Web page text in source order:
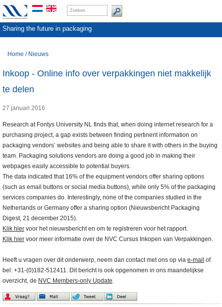
Sharing the future in packaging
Home / Nieuws
Inkoop - Online info over verpakkingen niet makkelijk
te delen
27 januari 2016
Research at Fontys University NL finds that, when doing internet research for a
purchasing project, a gap exists between finding pertinent information on
packaging vendors’ websites and being able to share it with others in the buying
team. Packaging solutions vendors are doing a good job in making their
webpages easily accessible to potential buyers.
The data indicated that 16% of the equipment vendors offer sharing options
(such as email buttons or social media buttons), while only 5% of the packaging
services companies do. Interestingly, none of the companies studied in the
Netherlands or Germany offer a sharing option (Nieuwsbericht Packaging
Digest, 21 december 2015).
Klik hier voor het nieuwsbericht en om te registreren voor het rapport.
Klik hier voor meer informatie over de NVC Cursus Inkopen van Verpakkingen.
Heeft u vragen over dit onderwerp, neem dan contact met ons op via e-mail of
bel: +31-(0)182-512411. Dit bericht is ook opgenomen in ons maandelijkse
overzicht, de NVC Members-only Update.